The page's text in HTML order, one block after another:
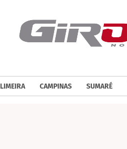
LIMEIRA CAMPINAS SUMARÉ